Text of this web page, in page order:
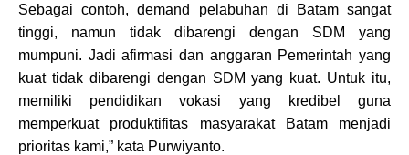
Sebagai contoh, demand pelabuhan di Batam sangat
tinggi, namun tidak dibarengi dengan SDM yang
mumpuni. Jadi afirmasi dan anggaran Pemerintah yang
kuat tidak dibarengi dengan SDM yang kuat. Untuk itu,
memiliki pendidikan vokasi yang kredibel guna
memperkuat produktifitas masyarakat Batam menjadi
prioritas kami,” kata Purwiyanto.